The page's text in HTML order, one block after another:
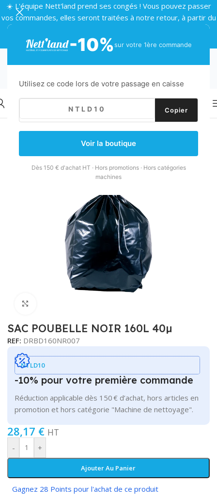
-10%sur votre 1ère commande
Utilisez ce code lors de votre passage en caisse
Copier
Voir la boutique
Dès 150 € d'achat HT · Hors promotions · Hors catégories
machines
☀️ L'équipe Nett'land prend ses congés ! Vous pouvez passer
vos commandes, elles seront traitées à notre retour, à partir du
SAC POUBELLE NOIR 160L 40µ
REF: DRBD160NR007
NTLD10
-10% pour votre première commande
Réduction applicable dès 150 € d’achat, hors articles en
promotion et hors catégorie "Machine de nettoyage".
28,17 € HT
- +
Ajouter Au Panier
Gagnez 28 Points pour l'achat de ce produit